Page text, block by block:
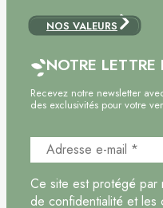
NOS VALEURS
NOTRE
Recevez notre newsletter
des exclusivités pour votre
Ce site est protégé
de confidentialité et les